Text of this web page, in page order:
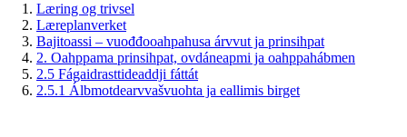
Læring og trivsel
Læreplanverket
Bajitoassi – vuođđooahpahusa árvvut ja prinsihpat
2. Oahppama prinsihpat, ovdáneapmi ja oahppahábmen
2.5 Fágaidrasttideaddji fáttát
2.5.1 Álbmotdearvvašvuohta ja eallimis birget